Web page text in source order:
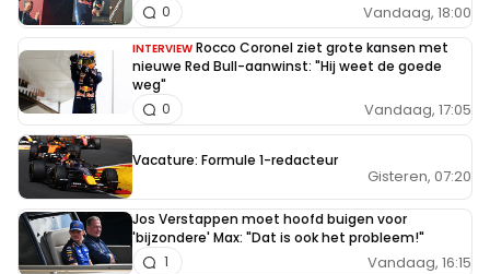
Vandaag, 18:00
0
INTERVIEW Rocco Coronel ziet grote kansen met
nieuwe Red Bull-aanwinst: "Hij weet de goede
weg"
Vandaag, 17:05
0
Vacature: Formule 1-redacteur
Gisteren, 07:20
Jos Verstappen moet hoofd buigen voor
'bijzondere' Max: "Dat is ook het probleem!"
Vandaag, 16:15
1